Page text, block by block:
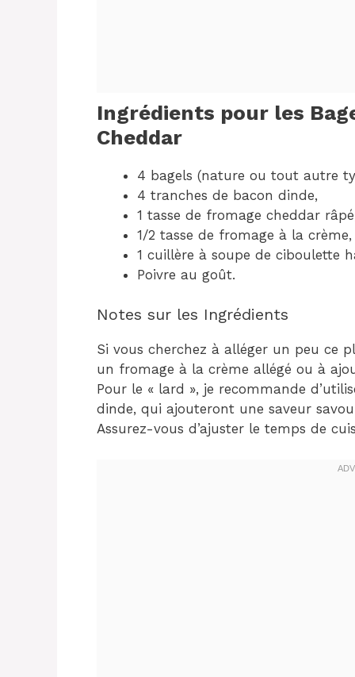
Ingrédients pour les
Cheddar
4 bagels (nature ou tout autre
4 tranches de bacon dinde,
1 tasse de fromage cheddar
1/2 tasse de fromage à la crème,
1 cuillère à soupe de ciboulette
Poivre au goût.
Notes sur les Ingrédients
Si vous cherchez à alléger un peu ce
un fromage à la crème allégé ou à
Pour le « lard », je recommande
dinde, qui ajouteront une saveur
Assurez-vous d’ajuster le temps de